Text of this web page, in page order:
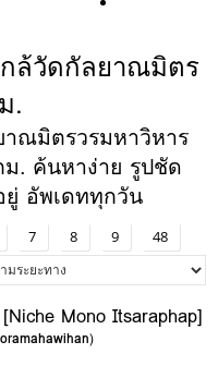
ล้วัดกัลยาณมิตร
.
าณมิตรวรมหาวิหาร
. ค้นหาง่าย รูปชัด
ยู่ อัพเดททุกวัน
7 8 9 48
Mono Itsaraphap]
)